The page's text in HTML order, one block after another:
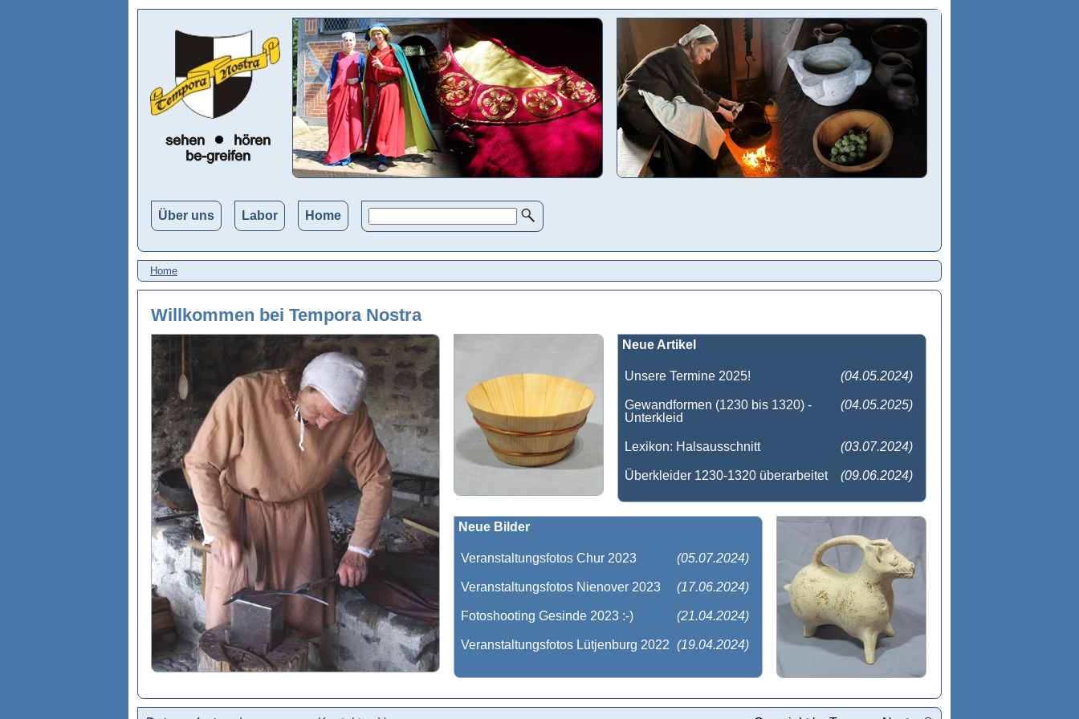
Über uns Labor Home
Home
Willkommen bei Tempora Nostra
Neue Artikel
Unsere Termine 2025! (04.05.2024)
Gewandformen (1230 bis 1320) -
Unterkleid
(04.05.2025)
Lexikon: Halsausschnitt (03.07.2024)
Überkleider 1230-1320 überarbeitet (09.06.2024)
Neue Bilder
Veranstaltungsfotos Chur 2023 (05.07.2024)
Veranstaltungsfotos Nienover 2023 (17.06.2024)
Fotoshooting Gesinde 2023 :-) (21.04.2024)
Veranstaltungsfotos Lütjenburg 2022 (19.04.2024)